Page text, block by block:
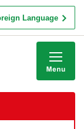
Language